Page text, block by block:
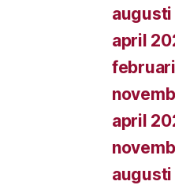
augusti
april
april
augusti